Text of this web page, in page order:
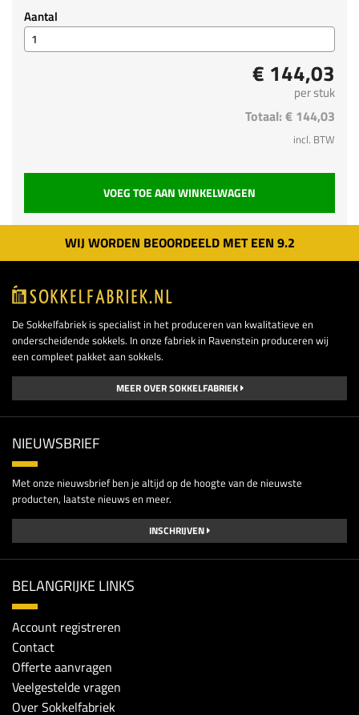
Aantal
€ 144,03
per stuk
Totaal: € 144,03
incl. BTW
VOEG TOE AAN WINKELWAGEN
WIJ WORDEN BEOORDEELD MET EEN 9.2
De Sokkelfabriek is specialist in het produceren van kwalitatieve en
onderscheidende sokkels. In onze fabriek in Ravenstein produceren wij
een compleet pakket aan sokkels.
MEER OVER SOKKELFABRIEK
NIEUWSBRIEF
Met onze nieuwsbrief ben je altijd op de hoogte van de nieuwste
producten, laatste nieuws en meer.
INSCHRIJVEN
BELANGRIJKE LINKS
Account registreren
Contact
Offerte aanvragen
Veelgestelde vragen
Over Sokkelfabriek